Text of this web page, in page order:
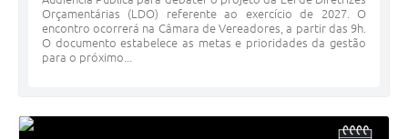
Orçamentárias (LDO) referente ao exercício de 2027. O
encontro ocorrerá na Câmara de Vereadores, a partir das 9h.
O documento estabelece as metas e prioridades da gestão
para o próximo...